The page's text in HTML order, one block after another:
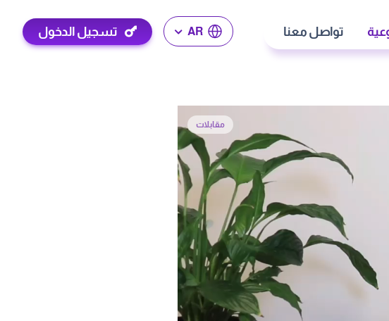
تواصل معنا AR تسجيل الدخول
مقابلات